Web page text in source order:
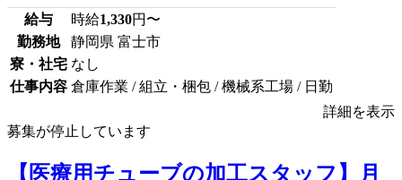
給与 時給1,330円〜
勤務地
静岡県 富士市
寮・社宅 なし
仕事内容 倉庫作業 / 組立・梱包 / 機械系工場 / 日勤
詳細を表示
募集が停止しています
【医療用チューブの加工スタッフ】月